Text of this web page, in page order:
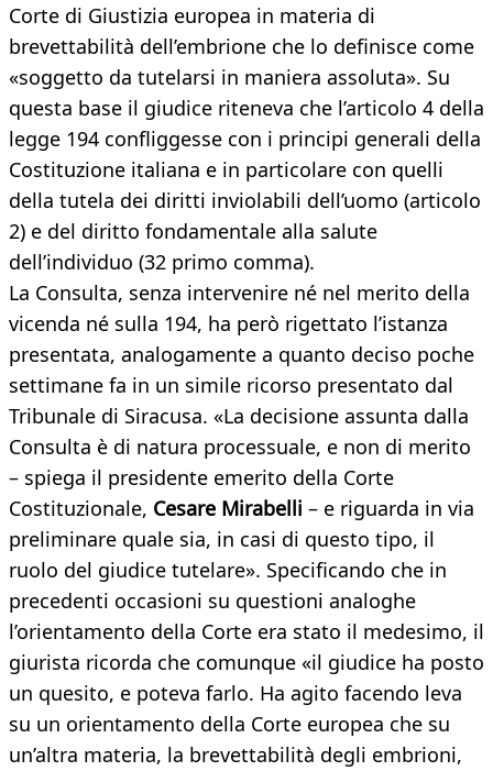
Corte di Giustizia europea in materia di
brevettabilità dell’embrione che lo definisce come
«soggetto da tutelarsi in maniera assoluta». Su
questa base il giudice riteneva che l’articolo 4 della
legge 194 confliggesse con i principi generali della
Costituzione italiana e in particolare con quelli
della tutela dei diritti inviolabili dell’uomo (articolo
2) e del diritto fondamentale alla salute
dell’individuo (32 primo comma).
La Consulta, senza intervenire né nel merito della
vicenda né sulla 194, ha però rigettato l’istanza
presentata, analogamente a quanto deciso poche
settimane fa in un simile ricorso presentato dal
Tribunale di Siracusa. «La decisione assunta dalla
Consulta è di natura processuale, e non di merito
– spiega il presidente emerito della Corte
Costituzionale, Cesare Mirabelli – e riguarda in via
preliminare quale sia, in casi di questo tipo, il
ruolo del giudice tutelare». Specificando che in
precedenti occasioni su questioni analoghe
l’orientamento della Corte era stato il medesimo, il
giurista ricorda che comunque «il giudice ha posto
un quesito, e poteva farlo. Ha agito facendo leva
su un orientamento della Corte europea che su
un’altra materia, la brevettabilità degli embrioni,